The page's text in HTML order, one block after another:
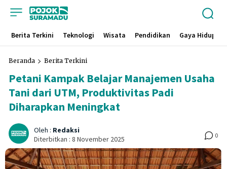
Berita Terkini Teknologi Wisata Pendidikan Gaya Hidup
Beranda Berita Terkini
Petani Kampak Belajar Manajemen Usaha
Tani dari UTM, Produktivitas Padi
Diharapkan Meningkat
Oleh : Redaksi
Diterbitkan : 8 November 2025 0